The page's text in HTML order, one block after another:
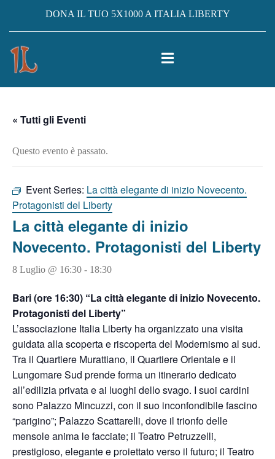
DONA IL TUO 5X1000 A ITALIA LIBERTY
« Tutti gli Eventi
Questo evento è passato.
Event Series: La città elegante di inizio Novecento.
Protagonisti del Liberty
La città elegante di inizio
Novecento. Protagonisti del Liberty
8 Luglio @ 16:30 - 18:30
Bari (ore 16:30) “La città elegante di inizio Novecento.
Protagonisti del Liberty”
L’associazione Italia Liberty ha organizzato una visita
guidata alla scoperta e riscoperta del Modernismo al sud.
Tra il Quartiere Murattiano, il Quartiere Orientale e il
Lungomare Sud prende forma un itinerario dedicato
all’edilizia privata e ai luoghi dello svago. I suoi cardini
sono Palazzo Mincuzzi, con il suo inconfondibile fascino
“parigino”; Palazzo Scattarelli, dove il trionfo delle
mensole anima le facciate; il Teatro Petruzzelli,
prestigioso, elegante e proiettato verso il futuro; il Teatro